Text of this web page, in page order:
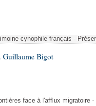
cynophile français -
Guillaume Bigot
face à l'afflux migratoire